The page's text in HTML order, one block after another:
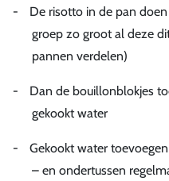
-
De risotto in de pan
groep zo groot al deze
pannen verdelen)
-
Dan de bouillonblokjes
gekookt water
-
Gekookt water
– en ondertussen